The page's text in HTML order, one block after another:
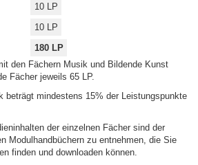
10 LP
10 LP
180 LP
den Fächern Musik und Bildende Kunst
Fächer jeweils 65 LP.
beträgt mindestens 15% der Leistungspunkte
der einzelnen Fächer sind der
Modulhandbüchern zu entnehmen, die Sie
finden und downloaden können.